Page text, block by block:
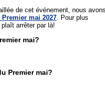
de cet événement, nous
Premier mai 2027 . Pour plus
arrêter par là!
mai?
Premier mai?